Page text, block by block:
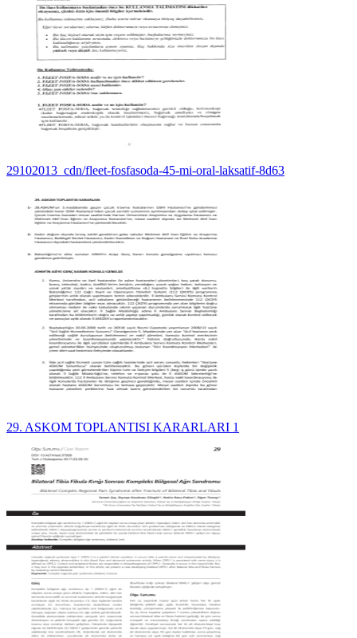
29102013_cdn/fleet-fosfasoda-45-mi-oral-laksatif-8d63
29. ASKOM TOPLANTISI KARARLARI 1